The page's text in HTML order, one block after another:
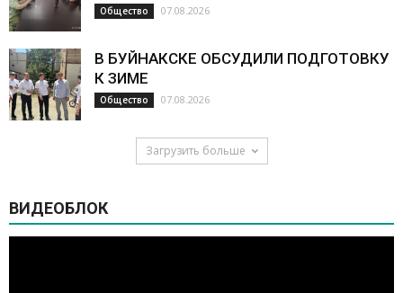
Общество 07.08.2026
В БУЙНАКСКЕ ОБСУДИЛИ ПОДГОТОВКУ
К ЗИМЕ
Общество 07.08.2026
Загрузить больше
ВИДЕОБЛОК